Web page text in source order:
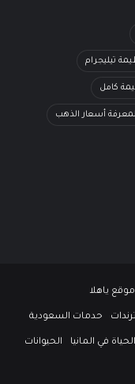
تيليجرام
كامل
لمعرفة أسعار الذهب
ترندات حدمات السعودية
الحياة في المانيا الحيوانات